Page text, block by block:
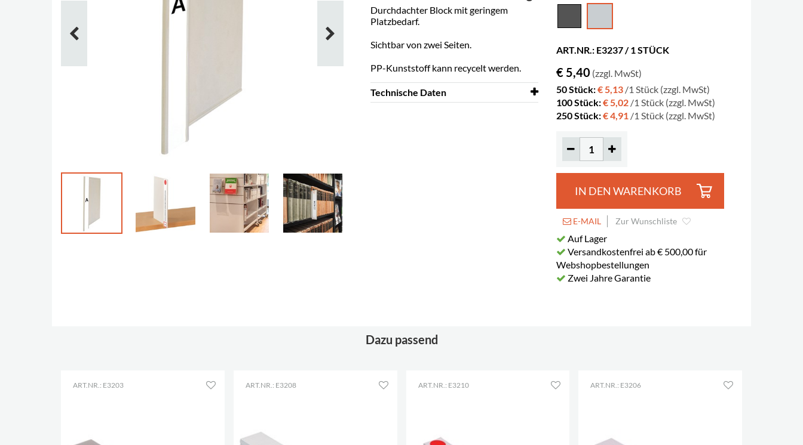
Durchdachter Block mit geringem
Platzbedarf.
Sichtbar von zwei Seiten.
PP-Kunststoff kann recycelt werden.
Technische Daten
ART.NR.: E3237 / 1 STÜCK
€ 5,40 (zzgl. MwSt)
50 Stück:€ 5,13 /1 Stück (zzgl. MwSt)
100 Stück:€ 5,02 /1 Stück (zzgl. MwSt)
250 Stück:€ 4,91 /1 Stück (zzgl. MwSt)
IN DEN WARENKORB
E-MAIL Zur Wunschliste
Auf Lager
Versandkostenfrei ab € 500,00 für
Webshopbestellungen
Zwei Jahre Garantie
Dazu passend
ART.NR.: E3203 ART.NR.: E3208 ART.NR.: E3210 ART.NR.: E3206